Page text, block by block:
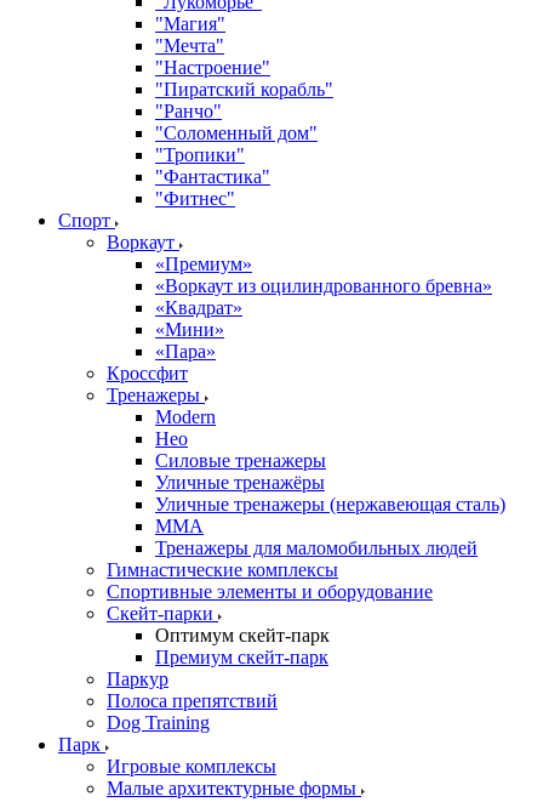
"Магия"
"Мечта"
"Настроение"
"Пиратский корабль"
"Ранчо"
"Соломенный дом"
"Тропики"
"Фантастика"
"Фитнес"
Спорт
Воркаут
«Премиум»
«Воркаут из оцилиндрованного бревна»
«Квадрат»
«Мини»
«Пара»
Кроссфит
Тренажеры
Modern
Нео
Силовые тренажеры
Уличные тренажёры
Уличные тренажеры (нержавеющая сталь)
ММА
Тренажеры для маломобильных людей
Гимнастические комплексы
Спортивные элементы и оборудование
Скейт-парки
Оптимум скейт-парк
Премиум скейт-парк
Паркур
Полоса препятствий
Dog Training
Парк
Игровые комплексы
Малые архитектурные формы